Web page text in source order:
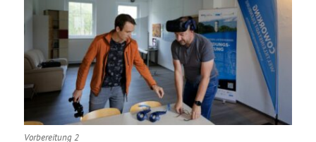
Vorbereitung 2